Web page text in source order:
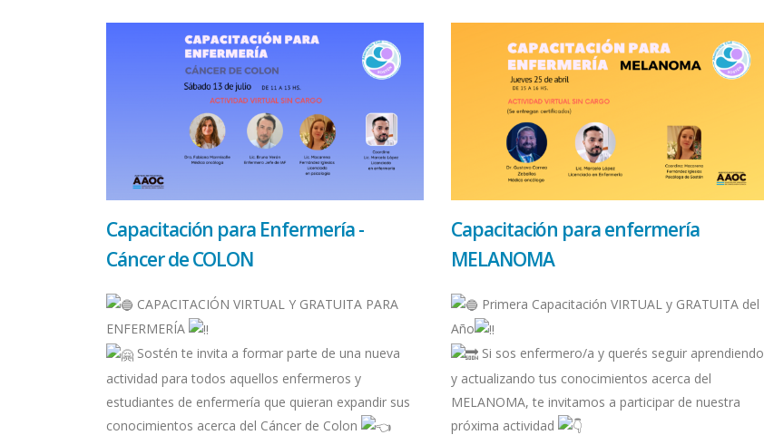
Capacitación para Enfermería -
Cáncer de COLON
CAPACITACIÓN VIRTUAL Y GRATUITA PARA
ENFERMERÍA
Sostén te invita a formar parte de una nueva
actividad para todos aquellos enfermeros y
estudiantes de enfermería que quieran expandir sus
conocimientos acerca del Cáncer de Colon
Capacitación para enfermería
MELANOMA
Primera Capacitación VIRTUAL y GRATUITA del
Año
Si sos enfermero/a y querés seguir aprendiendo
y actualizando tus conocimientos acerca del
MELANOMA, te invitamos a participar de nuestra
próxima actividad